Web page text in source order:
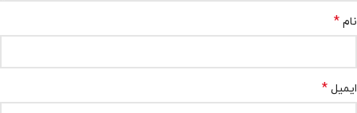
نام *
ایمیل *